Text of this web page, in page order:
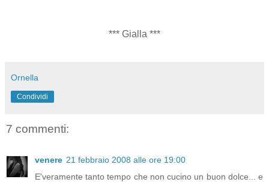
*** Gialla ***
Ornella
Condividi
7 commenti:
venere 21 febbraio 2008 alle ore 19:00
E'veramente tanto tempo che non cucino un buon dolce... e